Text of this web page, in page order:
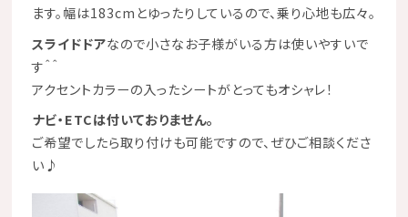
ます。幅は183cmとゆったりしているので、乗り心地も広々。
スライドドアなので小さなお子様がいる方は使いやすいで
す＾＾
アクセントカラーの入ったシートがとってもオシャレ！
ナビ・ETCは付いておりません。
ご希望でしたら取り付けも可能ですので、ぜひご相談くださ
い ♪